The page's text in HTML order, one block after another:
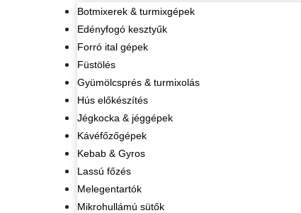
Botmixerek & turmixgépek
Edényfogó kesztyűk
Forró ital gépek
Füstölés
Gyümölcsprés & turmixolás
Hús előkészítés
Jégkocka & jéggépek
Kávéfőzőgépek
Kebab & Gyros
Lassú főzés
Melegentartók
Mikrohullámú sütők